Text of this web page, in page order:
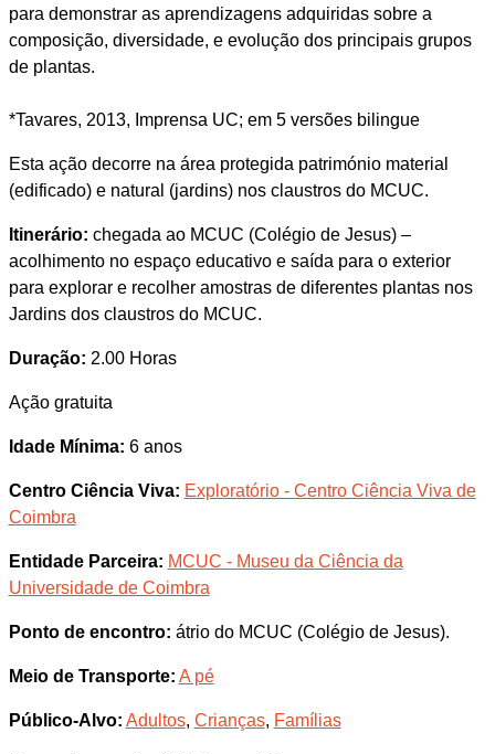
para demonstrar as aprendizagens adquiridas sobre a
composição, diversidade, e evolução dos principais grupos
de plantas.
*Tavares, 2013, Imprensa UC; em 5 versões bilingue
Esta ação decorre na área protegida património material
(edificado) e natural (jardins) nos claustros do MCUC.
Itinerário: chegada ao MCUC (Colégio de Jesus) –
acolhimento no espaço educativo e saída para o exterior
para explorar e recolher amostras de diferentes plantas nos
Jardins dos claustros do MCUC.
Duração: 2.00 Horas
Ação gratuita
Idade Mínima: 6 anos
Centro Ciência Viva: Exploratório - Centro Ciência Viva de
Coimbra
Entidade Parceira: MCUC - Museu da Ciência da
Universidade de Coimbra
Ponto de encontro: átrio do MCUC (Colégio de Jesus).
Meio de Transporte: A pé
Público-Alvo: Adultos, Crianças, Famílias